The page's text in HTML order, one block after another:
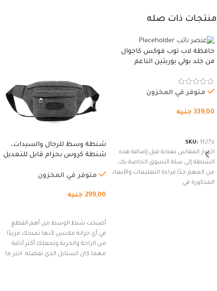
منتجات ذات صله
حافظة لاب توب فوكس كاجوال
من جلد بولي يوريثين الناعم
وسوستة.
متوفر في المخزون
339,00 جنيه
SKU: 11076
اختيار المقاس بعناية قبل إضافة هذه
الشنطة إلى سلة التسوق الخاصة بك،
من المهم جدًا قراءة التعليمات والأبعاد
المذكورة في
شنطة وسط للرجال والسيدات،
شنطة كروس بحزام قابل للتعديل
السفر، الجري العادي، المشي
(رمادي)
متوفر في المخزون
299,00 جنيه
أصبحت شنط الوسط من أهم القطع
في أي خزانة ملابس لأنها تمنحك مزيدًا
من الراحة والحرية وتجعلك أكثر أناقة
مهما كان الستايل الذي تفضله. اختر ما